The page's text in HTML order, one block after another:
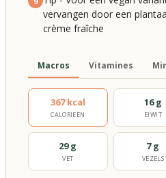
vervangen door een
crème fraîche
Macros Vitamines
367 kcal
CALORIEËN
16 g
EIWIT
29 g
VET
7 g
VEZELS